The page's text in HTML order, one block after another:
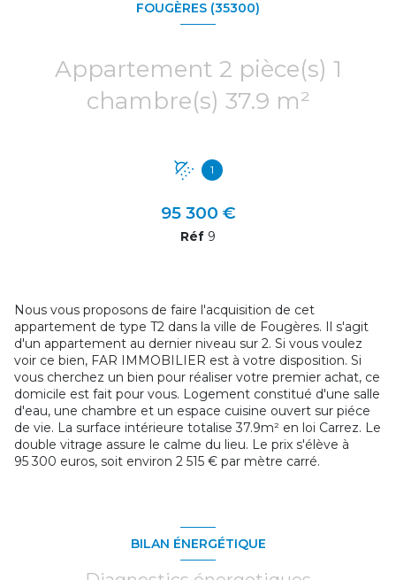
FOUGÈRES (35300)
Appartement 2 pièce(s) 1
chambre(s) 37.9 m²
1
95 300 €
Réf 9
Nous vous proposons de faire l'acquisition de cet
appartement de type T2 dans la ville de Fougères. Il s'agit
d'un appartement au dernier niveau sur 2. Si vous voulez
voir ce bien, FAR IMMOBILIER est à votre disposition. Si
vous cherchez un bien pour réaliser votre premier achat, ce
domicile est fait pour vous. Logement constitué d'une salle
d'eau, une chambre et un espace cuisine ouvert sur piéce
de vie. La surface intérieure totalise 37.9m² en loi Carrez. Le
double vitrage assure le calme du lieu. Le prix s'élève à
95 300 euros, soit environ 2 515 € par mètre carré.
BILAN ÉNERGÉTIQUE